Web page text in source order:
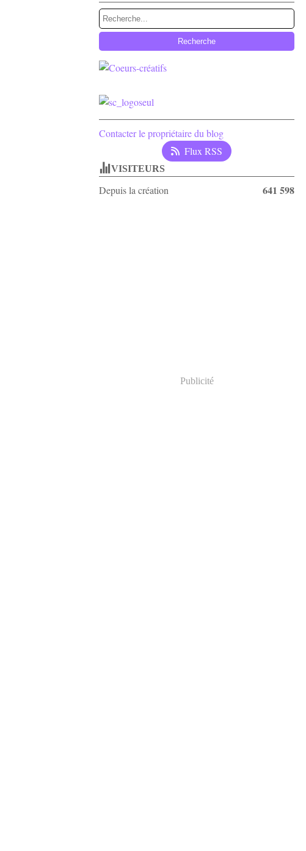
Contacter le propriétaire du blog
Flux RSS
VISITEURS
Depuis la création 641 598
Publicité